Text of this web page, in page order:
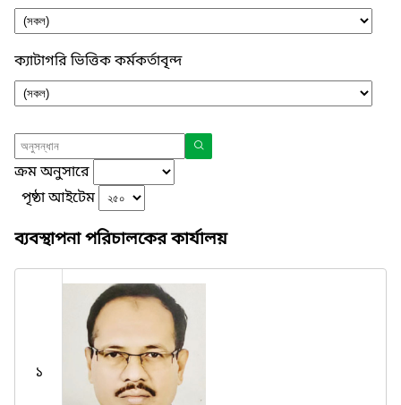
ক্যাটাগরি ভিত্তিক কর্মকর্তাবৃন্দ
ক্রম অনুসারে
পৃষ্ঠা আইটেম
ব্যবস্থাপনা পরিচালকের কার্যালয়
১